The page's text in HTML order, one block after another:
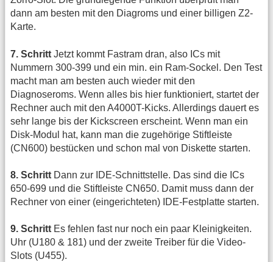
dann am besten mit den Diagroms und einer billigen Z2-
Karte.
7. Schritt Jetzt kommt Fastram dran, also ICs mit
Nummern 300-399 und ein min. ein Ram-Sockel. Den Test
macht man am besten auch wieder mit den
Diagnoseroms. Wenn alles bis hier funktioniert, startet der
Rechner auch mit den A4000T-Kicks. Allerdings dauert es
sehr lange bis der Kickscreen erscheint. Wenn man ein
Disk-Modul hat, kann man die zugehörige Stiftleiste
(CN600) bestücken und schon mal von Diskette starten.
8. Schritt Dann zur IDE-Schnittstelle. Das sind die ICs
650-699 und die Stiftleiste CN650. Damit muss dann der
Rechner von einer (eingerichteten) IDE-Festplatte starten.
9. Schritt Es fehlen fast nur noch ein paar Kleinigkeiten.
Uhr (U180 & 181) und der zweite Treiber für die Video-
Slots (U455).